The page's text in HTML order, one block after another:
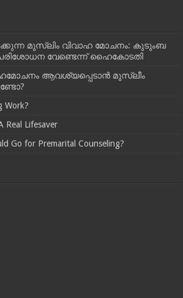
മുസ്‌ലിം വിവാഹ മോചനം: കുടുംബ
വേണ്ടെന്ന് ഹൈകോടതി
ആവശ്യപ്പെടാൻ മുസ്ലീം
Work?
Real Lifesaver
Go for Premarital Counseling?